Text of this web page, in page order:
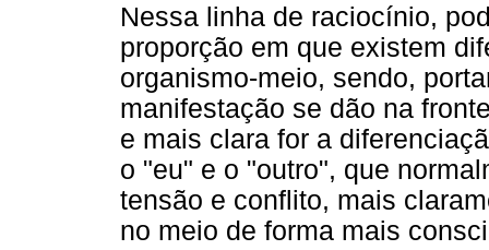
Nessa linha de raciocínio,
proporção em que existem
organismo-meio, sendo,
manifestação se dão na
e mais clara for a
o "eu" e o "outro", que
tensão e conflito, mais
no meio de forma mais